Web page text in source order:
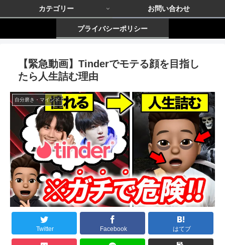
カテゴリー お問い合わせ
プライバシーポリシー
【緊急動画】Tinderでモテる顔を目指し
たら人生詰む理由
自分磨き・マインド
Twitter Facebook はてブ